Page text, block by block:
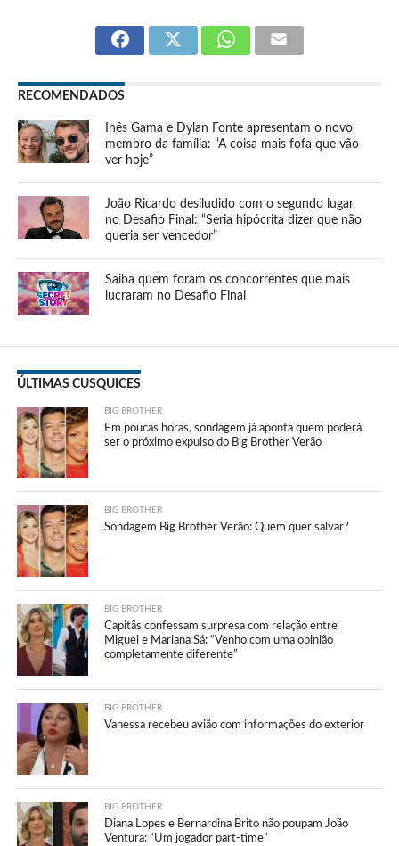
RECOMENDADOS
Inês Gama e Dylan Fonte apresentam o novo
membro da família: “A coisa mais fofa que vão
ver hoje”
João Ricardo desiludido com o segundo lugar
no Desafio Final: “Seria hipócrita dizer que não
queria ser vencedor”
Saiba quem foram os concorrentes que mais
lucraram no Desafio Final
ÚLTIMAS CUSQUICES
BIG BROTHER
Em poucas horas, sondagem já aponta quem poderá
ser o próximo expulso do Big Brother Verão
BIG BROTHER
Sondagem Big Brother Verão: Quem quer salvar?
BIG BROTHER
Capitãs confessam surpresa com relação entre
Miguel e Mariana Sá: “Venho com uma opinião
completamente diferente”
BIG BROTHER
Vanessa recebeu avião com informações do exterior
BIG BROTHER
Diana Lopes e Bernardina Brito não poupam João
Ventura: “Um jogador part-time”